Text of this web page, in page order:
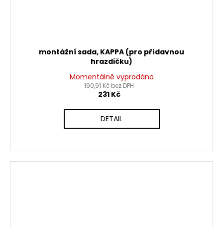
montážní sada, KAPPA (pro přídavnou
hrazdičku)
Momentálně vyprodáno
190,91 Kč bez DPH
231 Kč
DETAIL